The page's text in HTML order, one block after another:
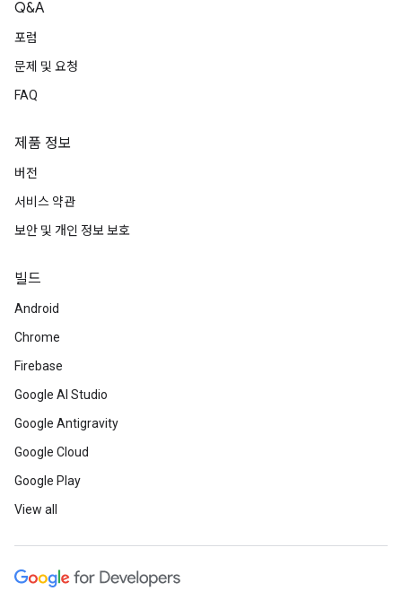
Q&A
포럼
문제 및 요청
FAQ
제품 정보
버전
서비스 약관
보안 및 개인 정보 보호
빌드
Android
Chrome
Firebase
Google AI Studio
Google Antigravity
Google Cloud
Google Play
View all